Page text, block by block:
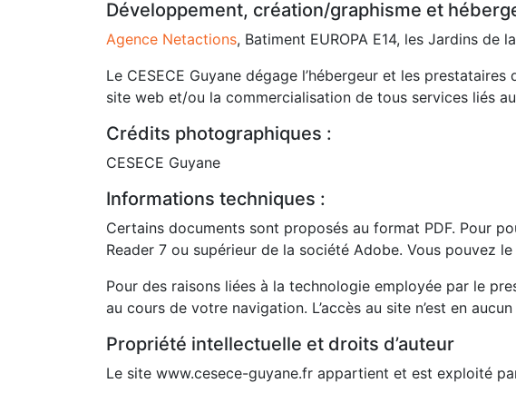
Développement, création/graphisme et
Agence Netactions, Batiment EUROPA E14, les Jardins de
Le CESECE Guyane dégage l’hébergeur et les
site web et/ou la commercialisation de tous services liés
Crédits photographiques :
CESECE Guyane
Informations techniques :
Certains documents sont proposés au format PDF. Pour
Reader 7 ou supérieur de la société Adobe. Vous
Pour des raisons liées à la technologie employée par le
au cours de votre navigation. L’accès au site n’est en
Propriété intellectuelle et droits d’auteur
Le site www.cesece-guyane.fr appartient et est exploité